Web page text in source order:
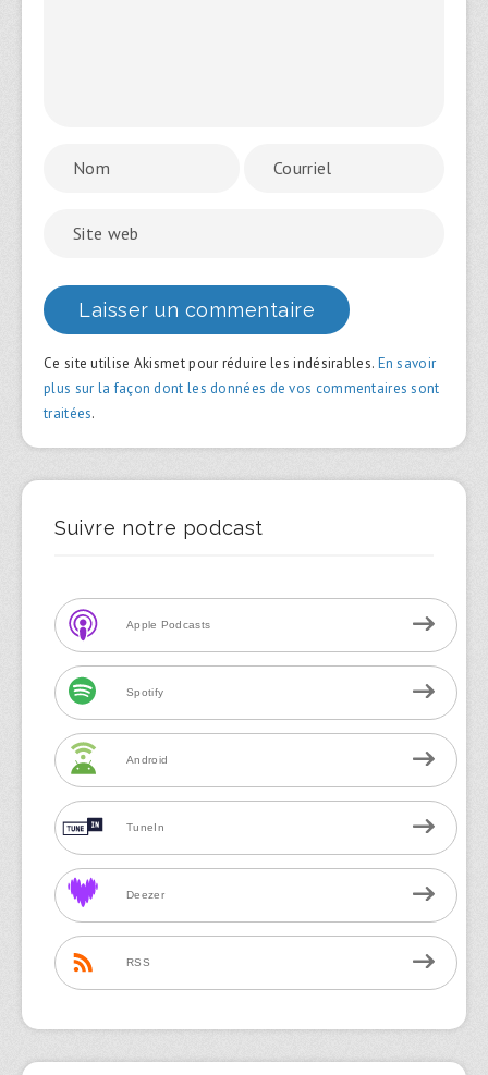
Ce site utilise Akismet pour réduire les indésirables. En savoir
plus sur la façon dont les données de vos commentaires sont
traitées.
Suivre notre podcast
Apple Podcasts
Spotify
Android
TuneIn
Deezer
RSS